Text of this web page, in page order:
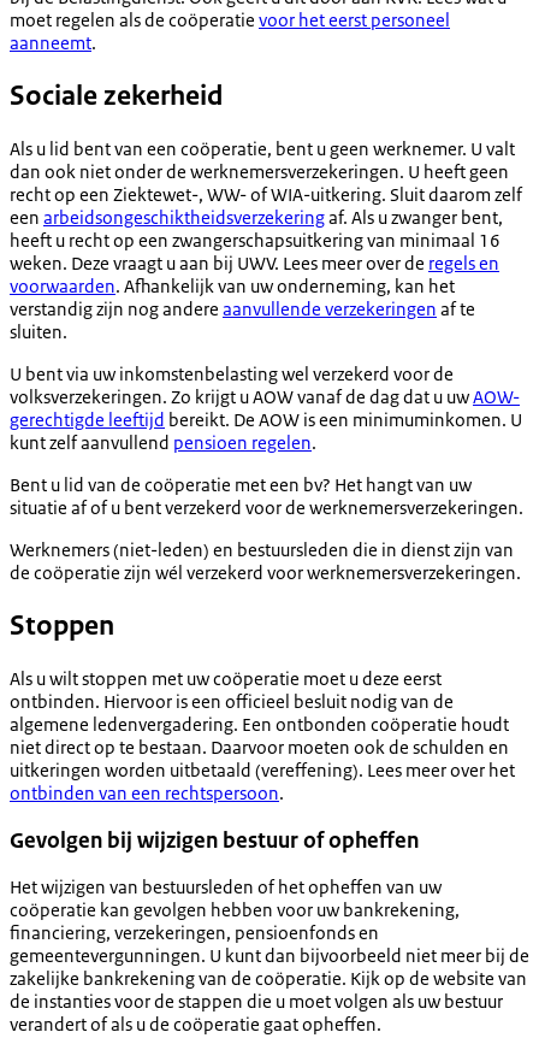
moet regelen als de coöperatie voor het eerst personeel
aanneemt.
Sociale zekerheid
Als u lid bent van een coöperatie, bent u geen werknemer. U valt
dan ook niet onder de werknemersverzekeringen. U heeft geen
recht op een Ziektewet-, WW- of WIA-uitkering. Sluit daarom zelf
een arbeidsongeschiktheidsverzekeringaf. Als u zwanger bent,
heeft u recht op een zwangerschapsuitkering van minimaal 16
weken. Deze vraagt u aan bij UWV. Lees meer over de regels en
voorwaarden. Afhankelijk van uw onderneming, kan het
verstandig zijn nog andere aanvullende verzekeringen af te
sluiten.
U bent via uw inkomstenbelasting wel verzekerd voor de
volksverzekeringen. Zo krijgt u AOW vanaf de dag dat u uwAOW-
gerechtigde leeftijd bereikt. De AOW is een minimuminkomen. U
kunt zelf aanvullend pensioen regelen.
Bent u lid van de coöperatie met een bv? Het hangt van uw
situatie af of u bent verzekerd voor de werknemersverzekeringen.
Werknemers (niet-leden) en bestuursleden die in dienst zijn van
de coöperatie zijn wél verzekerd voor werknemersverzekeringen.
Stoppen
Als u wilt stoppen met uw coöperatie moet u deze eerst
ontbinden. Hiervoor is een officieel besluit nodig van de
algemene ledenvergadering. Een ontbonden coöperatie houdt
niet direct op te bestaan. Daarvoor moeten ook de schulden en
uitkeringen worden uitbetaald (vereffening). Lees meer over het
ontbinden van een rechtspersoon.
Gevolgen bij wijzigen bestuur of opheffen
Het wijzigen van bestuursleden of het opheffen van uw
coöperatie kan gevolgen hebben voor uw bankrekening,
financiering, verzekeringen, pensioenfonds en
gemeentevergunningen. U kunt dan bijvoorbeeld niet meer bij de
zakelijke bankrekening van de coöperatie. Kijk op de website van
de instanties voor de stappen die u moet volgen als uw bestuur
verandert of als u de coöperatie gaat opheffen.